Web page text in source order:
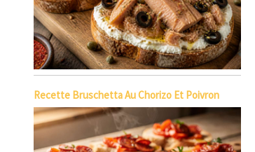
Recette Bruschetta Au Chorizo Et Poivron